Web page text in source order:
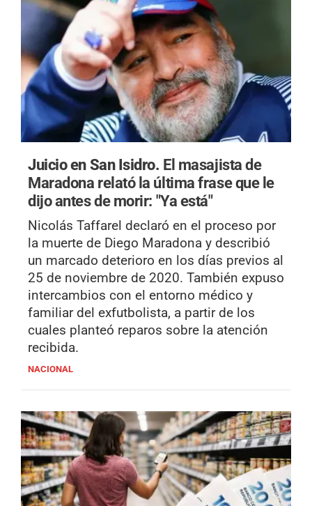
Juicio en San Isidro. El masajista de
Maradona relató la última frase que le
dijo antes de morir: "Ya está"
Nicolás Taffarel declaró en el proceso por
la muerte de Diego Maradona y describió
un marcado deterioro en los días previos al
25 de noviembre de 2020. También expuso
intercambios con el entorno médico y
familiar del exfutbolista, a partir de los
cuales planteó reparos sobre la atención
recibida.
NACIONAL